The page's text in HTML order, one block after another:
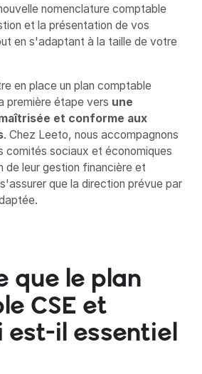
nomenclature comptable
et la présentation de vos
en s'adaptant à la taille de votre
en place un plan comptable
première étape vers une
et conforme aux
. Chez Leeto, nous accompagnons
comités sociaux et économiques
de leur gestion financière et
que la direction prévue par
que le plan
CSE et
est-il essentiel